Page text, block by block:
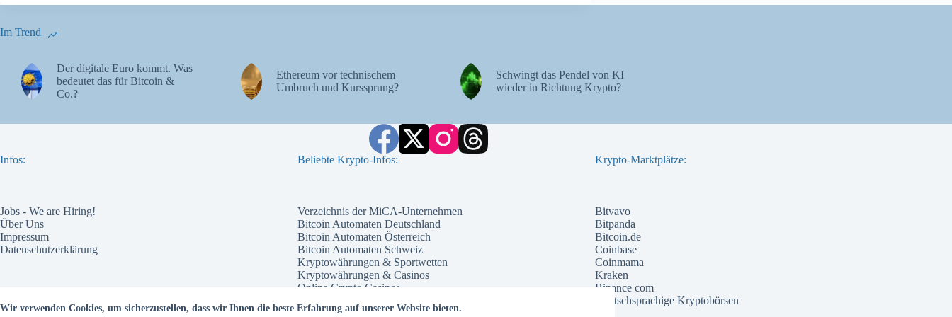
Wir verwenden Cookies, um sicherzustellen, dass wir Ihnen die beste Erfahrung auf unserer Website bieten.
Im Trend
Der digitale Euro kommt. Was
bedeutet das für Bitcoin &
Co.?
Ethereum vor technischem
Umbruch und Kurssprung?
Schwingt das Pendel von KI
wieder in Richtung Krypto?
Infos:
Jobs - We are Hiring!
Über Uns
Impressum
Datenschutzerklärung
Beliebte Krypto-Infos:
Verzeichnis der MiCA-Unternehmen
Bitcoin Automaten Deutschland
Bitcoin Automaten Österreich
Bitcoin Automaten Schweiz
Kryptowährungen & Sportwetten
Kryptowährungen & Casinos
Online Crypto Casinos
Welche Kryptowährung 2026
Krypto-Marktplätze:
Bitvavo
Bitpanda
Bitcoin.de
Coinbase
Coinmama
Kraken
Binance com
Deutschsprachige Kryptobörsen